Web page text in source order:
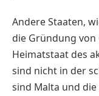
Andere Staaten,
die Gründung
Heimatstaat des
sind nicht in der
sind Malta und